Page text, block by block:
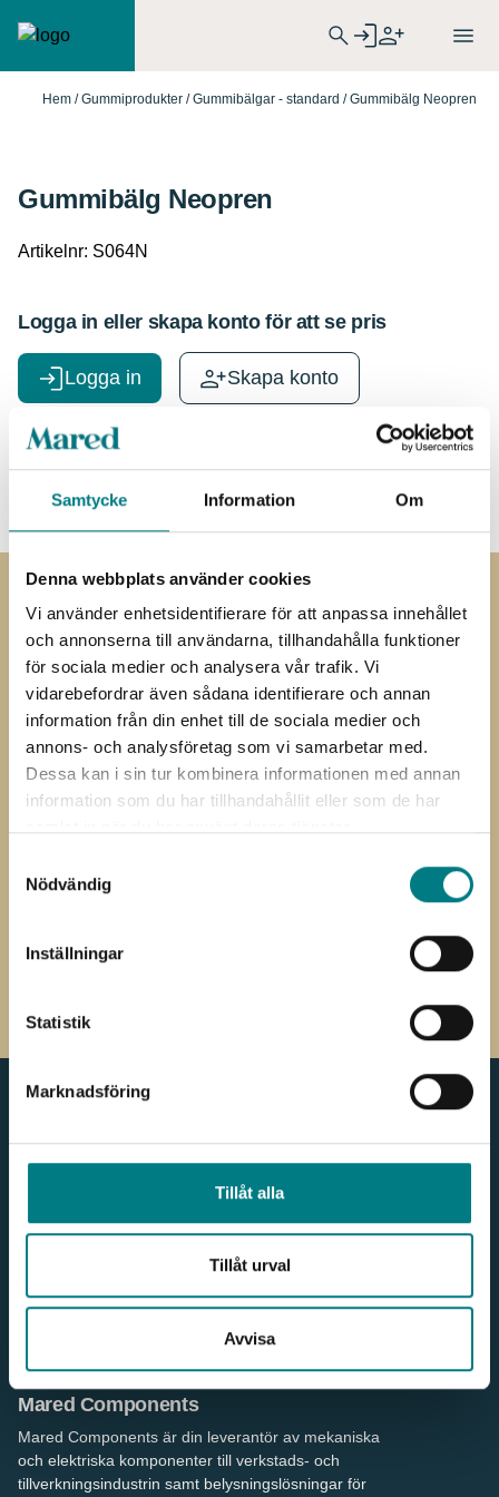
Samtycke Information Om
Denna webbplats använder cookies
Vi använder enhetsidentifierare för att anpassa innehållet
och annonserna till användarna, tillhandahålla funktioner
för sociala medier och analysera vår trafik. Vi
vidarebefordrar även sådana identifierare och annan
information från din enhet till de sociala medier och
annons- och analysföretag som vi samarbetar med.
Dessa kan i sin tur kombinera informationen med annan
information som du har tillhandahållit eller som de har
Nödvändig
Inställningar
Statistik
Marknadsföring
Tillåt alla
Tillåt urval
Avvisa
Hem /Gummiprodukter /Gummibälgar - standard / Gummibälg Neopren
Logga in eller skapa konto för att se pris
Logga in Skapa konto
Specifikationer
Gummibälg Neopren
Artikelnr: S064N
Prenumerera på
nyhetsbrevet
Prenumerera på vårt nyhetsbrev
*” anger obligatoriska fält
Efternamn
CAPTCHA
Meny
Nyheter
Om oss
Kontakt
036 - 38 78 60
info.components@mared.se
LinkedIn
Mared Components
Mared Components är din leverantör av mekaniska
och elektriska komponenter till verkstads- och
tillverkningsindustrin samt belysningslösningar för